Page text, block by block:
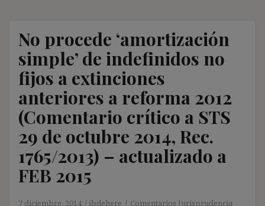
No procede ‘amortización
simple’ de indefinidos no
fijos a extinciones
anteriores a reforma 2012
(Comentario crítico a STS
29 de octubre 2014, Rec.
1765/2013) – actualizado a
FEB 2015
7 diciembre, 2014 ibdehere Comentarios Jurisprudencia